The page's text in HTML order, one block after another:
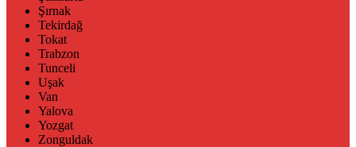
Şırnak
Tekirdağ
Tokat
Trabzon
Tunceli
Uşak
Van
Yalova
Yozgat
Zonguldak